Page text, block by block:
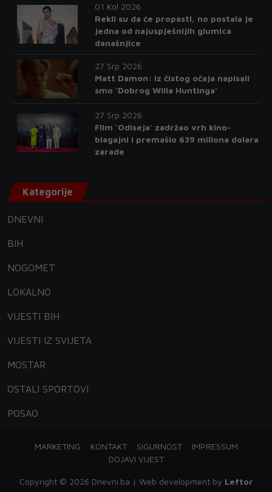
01 Kol 2026
Rekli su da će propasti, no postala je
jedna od najuspješnijih glumica
današnjice
27 Srp 2026
Matt Damon: Iz čistog očaja napisali
smo 'Dobrog Willa Huntinga'
27 Srp 2026
Film 'Odiseja' zadržao vrh kino-
blagajni i premašio 639 miliona dolara
zarade
Kategorije
DNEVNI
BIH
NOGOMET
LOKALNO
VIJESTI BIH
VIJESTI IZ SVIJETA
MOSTAR
OSTALI SPORTOVI
POSAO
MARKETING KONTAKT SIGURNOST
IMPRESSUM
DOJAVI VIJEST
Copyright © 2026 Dnevni.ba | Web development by Leftor